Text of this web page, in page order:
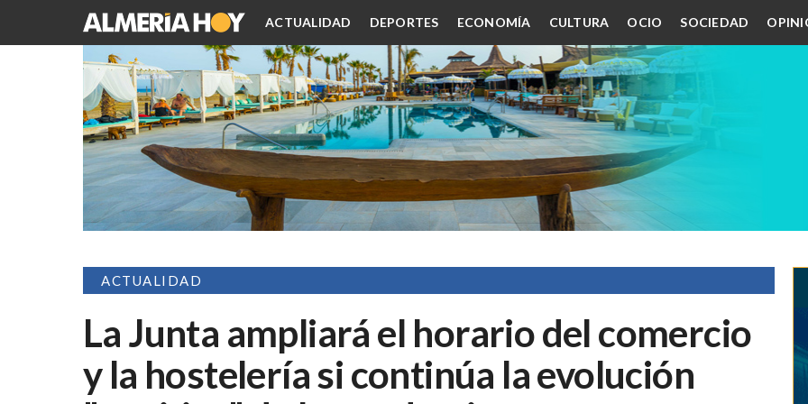
ACTUALIDAD DEPORTES ECONOMÍA CULTURA OCIO SOCIEDAD
ACTUALIDAD
La Junta ampliará el horario del comercio
y la hostelería si continúa la evolución